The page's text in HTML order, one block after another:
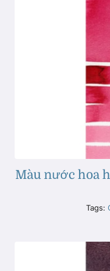
Màu nước hoa
Tags: